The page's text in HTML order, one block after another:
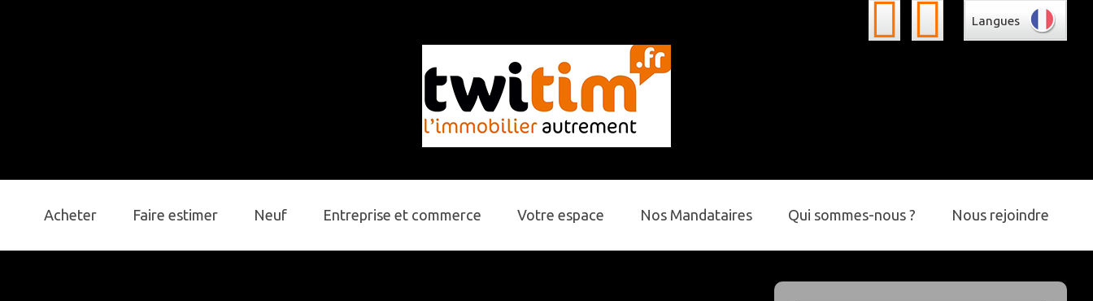
Langues
Acheter Faire estimer Neuf Entreprise et commerce Votre espace Nos Mandataires Qui sommes-nous ? Nous rejoindre